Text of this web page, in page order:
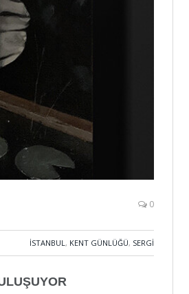
0
İSTANBUL, KENT GÜNLÜĞÜ, SERGI